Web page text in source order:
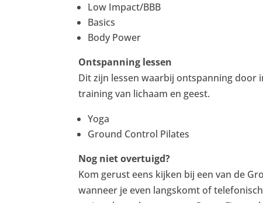
Low Impact/BBB
Basics
Body Power
Ontspanning lessen
Dit zijn lessen waarbij ontspanning door
training van lichaam en geest.
Yoga
Ground Control Pilates
Nog niet overtuigd?
Kom gerust eens kijken bij een van de
wanneer je even langskomt of